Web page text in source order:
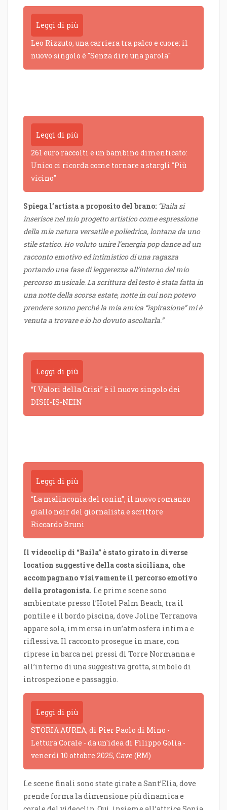
Leggi di più
Leo Rizzuto, una carriera tra palco e cuore: il
nuovo singolo è "Senza dire una parola"
Leggi di più
261 euro raccolti e un bambino dimenticato:
Unico ci ricorda come tornare a stargli "Più
vicino"
Spiega l’artista a proposito del brano: “Baila si
inserisce nel mio progetto artistico come espressione
della mia natura versatile e poliedrica, lontana da uno
stile statico. Ho voluto unire l’energia pop dance ad un
racconto emotivo ed intimistico di una ragazza
portando una fase di leggerezza all’interno del mio
percorso musicale. La scrittura del testo è stata fatta in
una notte della scorsa estate, notte in cui non potevo
prendere sonno perché la mia amica “ispirazione” mi è
venuta a trovare e io ho dovuto ascoltarla.”
Leggi di più
“I Valori della Crisi” è il nuovo singolo dei
DISH-IS-NEIN
Leggi di più
“La malinconia del ronin”, il nuovo romanzo
giallo noir del giornalista e scrittore
Riccardo Bruni
Il videoclip di “Baila” è stato girato in diverse
location suggestive della costa siciliana, che
accompagnano visivamente il percorso emotivo
della protagonista. Le prime scene sono
ambientate presso l’Hotel Palm Beach, tra il
pontile e il bordo piscina, dove Joline Terranova
appare sola, immersa in un’atmosfera intima e
riflessiva. Il racconto prosegue in mare, con
riprese in barca nei pressi di Torre Normanna e
all’interno di una suggestiva grotta, simbolo di
introspezione e passaggio.
Leggi di più
STORIA AUREA, di Pier Paolo di Mino -
Lettura Corale - da un'idea di Filippo Golia -
venerdì 10 ottobre 2025, Cave (RM)
Le scene finali sono state girate a Sant’Elia, dove
prende forma la dimensione più dinamica e